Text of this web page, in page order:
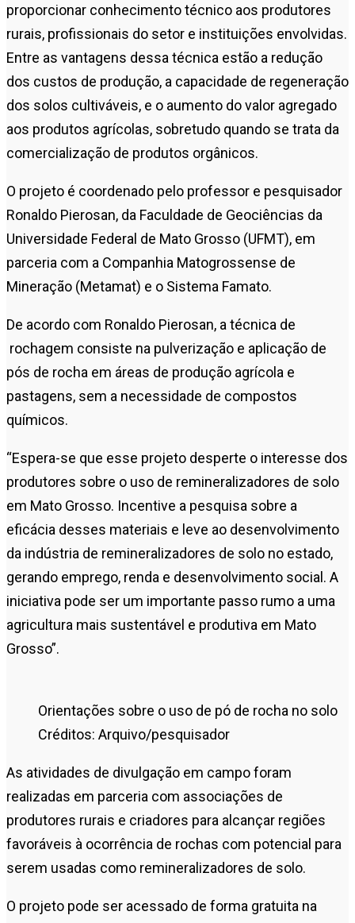
proporcionar conhecimento técnico aos produtores
rurais, profissionais do setor e instituições envolvidas.
Entre as vantagens dessa técnica estão a redução
dos custos de produção, a capacidade de regeneração
dos solos cultiváveis, e o aumento do valor agregado
aos produtos agrícolas, sobretudo quando se trata da
comercialização de produtos orgânicos.
O projeto é coordenado pelo professor e pesquisador
Ronaldo Pierosan, da Faculdade de Geociências da
Universidade Federal de Mato Grosso (UFMT), em
parceria com a Companhia Matogrossense de
Mineração (Metamat) e o Sistema Famato.
De acordo com Ronaldo Pierosan, a técnica de
rochagem consiste na pulverização e aplicação de
pós de rocha em áreas de produção agrícola e
pastagens, sem a necessidade de compostos
químicos.
“Espera-se que esse projeto desperte o interesse dos
produtores sobre o uso de remineralizadores de solo
em Mato Grosso. Incentive a pesquisa sobre a
eficácia desses materiais e leve ao desenvolvimento
da indústria de remineralizadores de solo no estado,
gerando emprego, renda e desenvolvimento social. A
iniciativa pode ser um importante passo rumo a uma
agricultura mais sustentável e produtiva em Mato
Grosso”.
Orientações sobre o uso de pó de rocha no solo
Créditos: Arquivo/pesquisador
As atividades de divulgação em campo foram
realizadas em parceria com associações de
produtores rurais e criadores para alcançar regiões
favoráveis à ocorrência de rochas com potencial para
serem usadas como remineralizadores de solo.
O projeto pode ser acessado de forma gratuita na